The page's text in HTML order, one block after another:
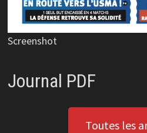
Screenshot
Journal PDF
Toutes les